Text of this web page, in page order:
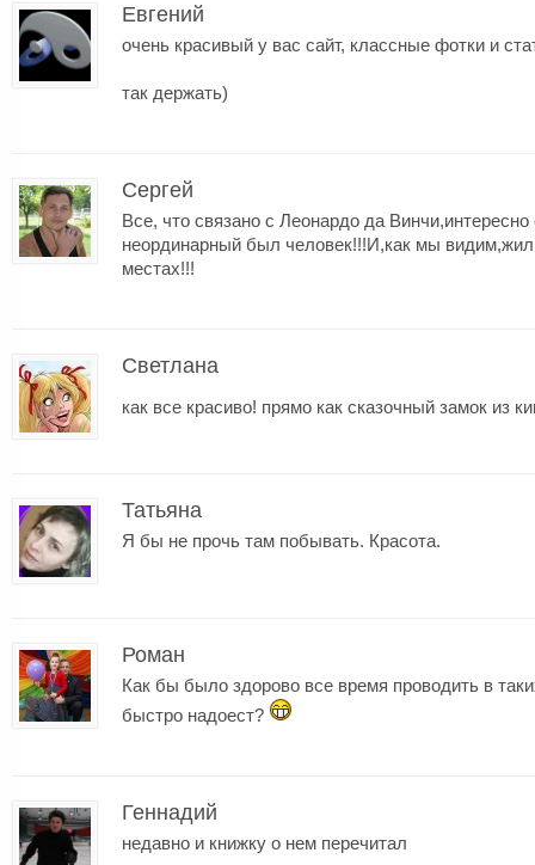
Евгений
очень красивый у вас сайт, классные фотки и
так держать)
Сергей
Все, что связано с Леонардо да
неординарный был человек!!!И,как мы
местах!!!
Cветлана
как все красиво! прямо как сказочный замок из
Татьяна
Я бы не прочь там побывать. Красота.
Роман
Как бы было здорово все время проводить в
быстро надоест?
Геннадий
недавно и книжку о нем перечитал